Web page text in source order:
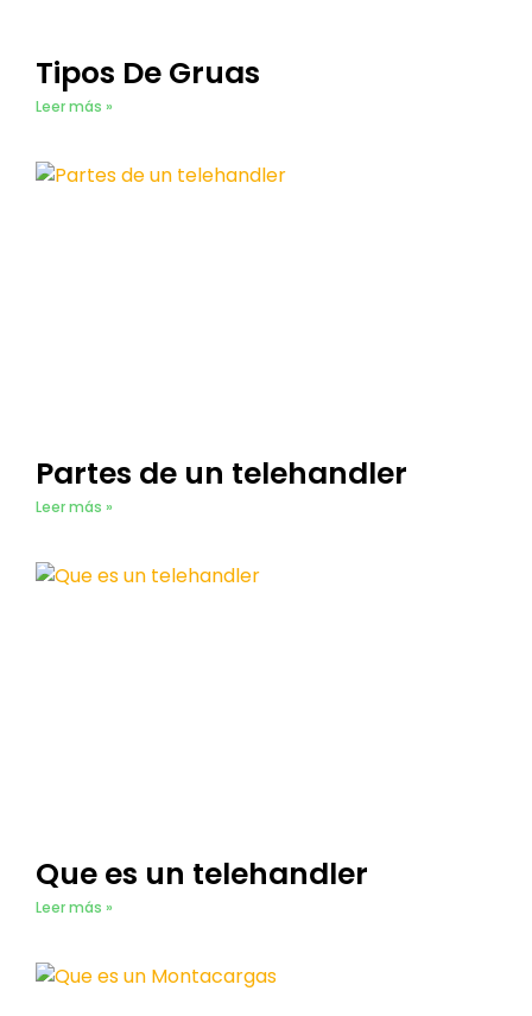
Tipos De Gruas
Leer más »
Partes de un telehandler​
Leer más »
Que es un telehandler​
Leer más »